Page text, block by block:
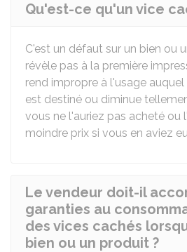
Qu'est-ce qu'un vice
C'est un défaut sur un bien ou
révèle pas à la première
rend impropre à l'usage
est destiné ou diminue
vous ne l'auriez pas acheté ou
moindre prix si vous en aviez
Le vendeur doit-il
garanties au
des vices cachés
bien ou un produit ?